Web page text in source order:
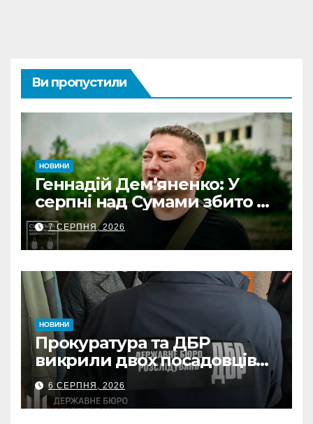
Ви пропустили
НОВИНИ
Геннадій Дем’яненко: У
серпні над Сумами збито 6
КАБів
7 СЕРПНЯ, 2026
НОВИНИ
Прокуратура та ДБР
викрили двох посадовців
ДПС Сумщини на вимаганні
неправомірної вигоди у
ФОПа
6 СЕРПНЯ, 2026